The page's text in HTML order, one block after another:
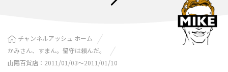
チャンネルアッシュ ホーム
かみさん、すまん。留守は頼んだ。
山陽百貨店：2011/01/03〜2011/01/10